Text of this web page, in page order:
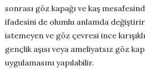
sonrası göz kapağı ve kaş
ifadesini de olumlu anlamda
istemeyen ve göz çevresi ince
gençlik aşısı veya ameliyatsız göz
uygulamasını yapılabilir.